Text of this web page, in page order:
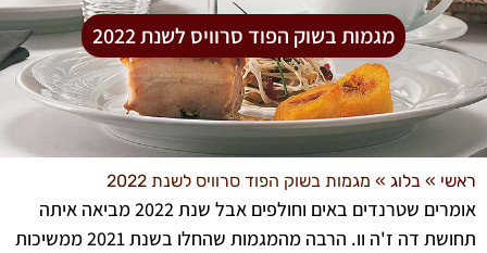
מגמות בשוק הפוד סרוויס לשנת 2022
»בלוג »מגמות בשוק הפוד סרוויס לשנת 2022
אומרים שטרנדים באים וחולפים אבל שנת 2022 מביאה איתה
תחושת דה ז'ה וו. הרבה מהמגמות שהחלו בשנת 2021 ממשיכות